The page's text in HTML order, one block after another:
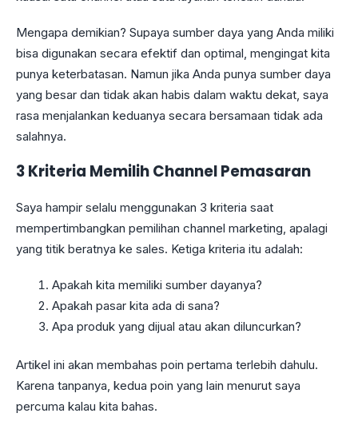
Mengapa demikian? Supaya sumber daya yang Anda miliki
bisa digunakan secara efektif dan optimal, mengingat kita
punya keterbatasan. Namun jika Anda punya sumber daya
yang besar dan tidak akan habis dalam waktu dekat, saya
rasa menjalankan keduanya secara bersamaan tidak ada
salahnya.
3 Kriteria Memilih Channel Pemasaran
Saya hampir selalu menggunakan 3 kriteria saat
mempertimbangkan pemilihan channel marketing, apalagi
yang titik beratnya ke sales. Ketiga kriteria itu adalah:
Apakah kita memiliki sumber dayanya?
Apakah pasar kita ada di sana?
Apa produk yang dijual atau akan diluncurkan?
Artikel ini akan membahas poin pertama terlebih dahulu.
Karena tanpanya, kedua poin yang lain menurut saya
percuma kalau kita bahas.